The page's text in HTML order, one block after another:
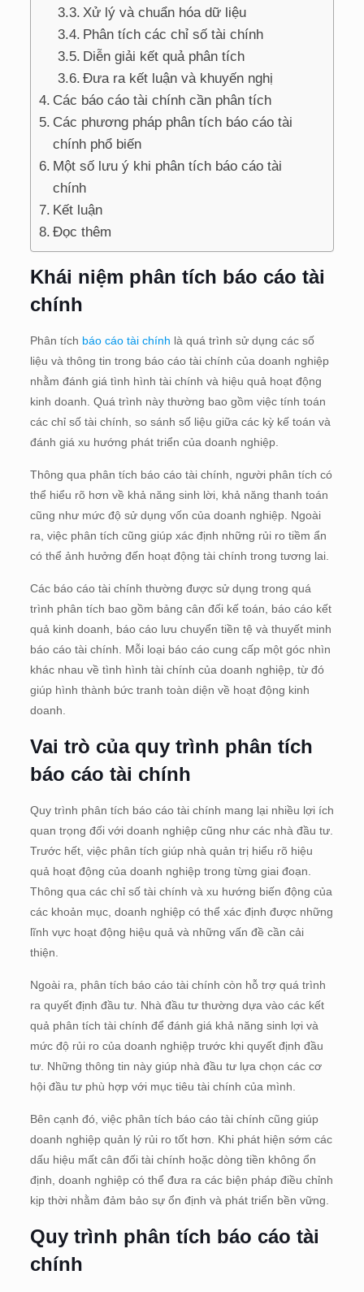
Xử lý và chuẩn hóa dữ liệu
Phân tích các chỉ số tài chính
Diễn giải kết quả phân tích
Đưa ra kết luận và khuyến nghị
Các báo cáo tài chính cần phân tích
Các phương pháp phân tích báo cáo tài
chính phổ biến
Một số lưu ý khi phân tích báo cáo tài
chính
Kết luận
Đọc thêm
Khái niệm phân tích báo cáo tài
chính
Phân tích báo cáo tài chính là quá trình sử dụng các số
liệu và thông tin trong báo cáo tài chính của doanh nghiệp
nhằm đánh giá tình hình tài chính và hiệu quả hoạt động
kinh doanh. Quá trình này thường bao gồm việc tính toán
các chỉ số tài chính, so sánh số liệu giữa các kỳ kế toán và
đánh giá xu hướng phát triển của doanh nghiệp.
Thông qua phân tích báo cáo tài chính, người phân tích có
thể hiểu rõ hơn về khả năng sinh lời, khả năng thanh toán
cũng như mức độ sử dụng vốn của doanh nghiệp. Ngoài
ra, việc phân tích cũng giúp xác định những rủi ro tiềm ẩn
có thể ảnh hưởng đến hoạt động tài chính trong tương lai.
Các báo cáo tài chính thường được sử dụng trong quá
trình phân tích bao gồm bảng cân đối kế toán, báo cáo kết
quả kinh doanh, báo cáo lưu chuyển tiền tệ và thuyết minh
báo cáo tài chính. Mỗi loại báo cáo cung cấp một góc nhìn
khác nhau về tình hình tài chính của doanh nghiệp, từ đó
giúp hình thành bức tranh toàn diện về hoạt động kinh
doanh.
Vai trò của quy trình phân tích
báo cáo tài chính
Quy trình phân tích báo cáo tài chính mang lại nhiều lợi ích
quan trọng đối với doanh nghiệp cũng như các nhà đầu tư.
Trước hết, việc phân tích giúp nhà quản trị hiểu rõ hiệu
quả hoạt động của doanh nghiệp trong từng giai đoạn.
Thông qua các chỉ số tài chính và xu hướng biến động của
các khoản mục, doanh nghiệp có thể xác định được những
lĩnh vực hoạt động hiệu quả và những vấn đề cần cải
thiện.
Ngoài ra, phân tích báo cáo tài chính còn hỗ trợ quá trình
ra quyết định đầu tư. Nhà đầu tư thường dựa vào các kết
quả phân tích tài chính để đánh giá khả năng sinh lợi và
mức độ rủi ro của doanh nghiệp trước khi quyết định đầu
tư. Những thông tin này giúp nhà đầu tư lựa chọn các cơ
hội đầu tư phù hợp với mục tiêu tài chính của mình.
Bên cạnh đó, việc phân tích báo cáo tài chính cũng giúp
doanh nghiệp quản lý rủi ro tốt hơn. Khi phát hiện sớm các
dấu hiệu mất cân đối tài chính hoặc dòng tiền không ổn
định, doanh nghiệp có thể đưa ra các biện pháp điều chỉnh
kịp thời nhằm đảm bảo sự ổn định và phát triển bền vững.
Quy trình phân tích báo cáo tài
chính